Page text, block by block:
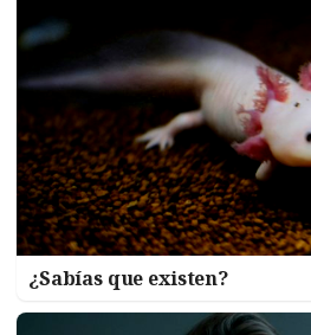
¿Sabías que existen?